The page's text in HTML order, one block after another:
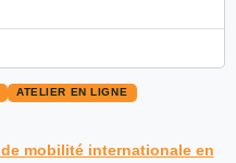
ATELIER EN LIGNE
mobilité internationale en